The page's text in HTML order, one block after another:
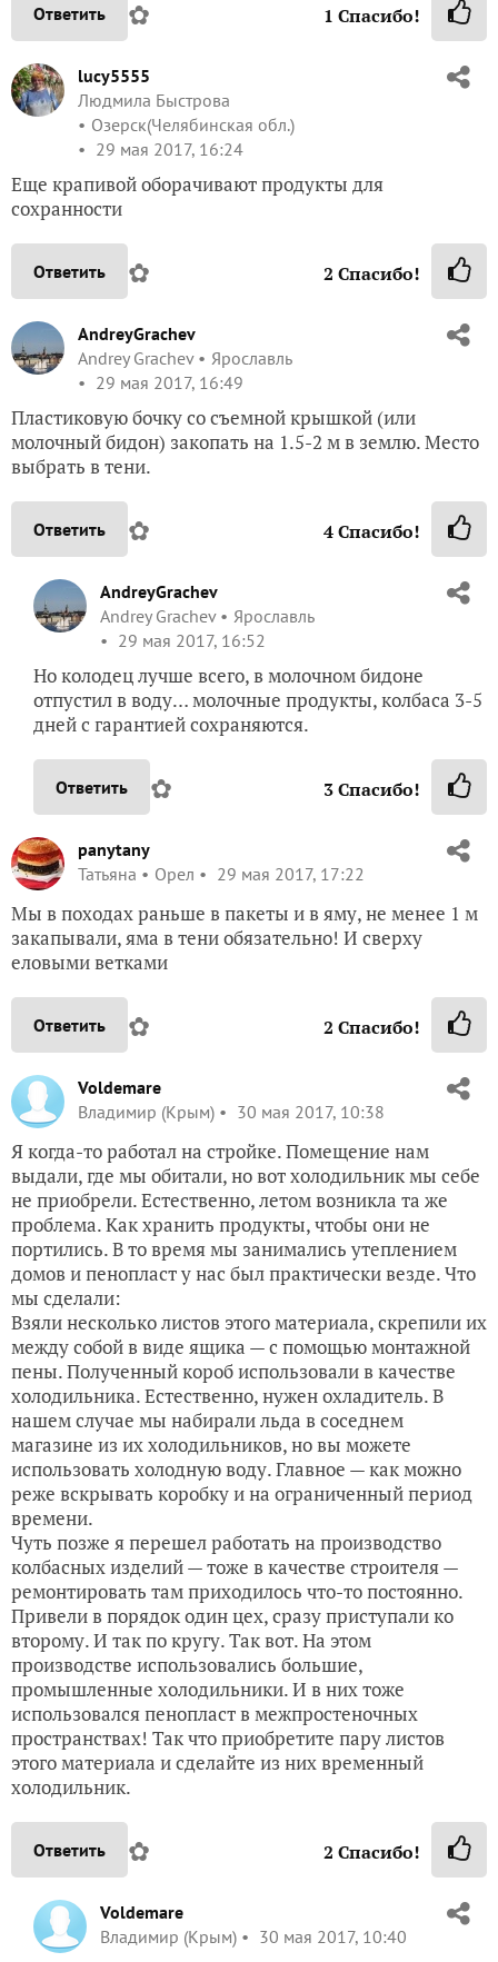
Ответить ✿ 1 Спасибо!
lucy5555
Людмила Быстрова
Озерск(Челябинская обл.)
29 мая 2017, 16:24
Еще крапивой оборачивают продукты для
сохранности
Ответить ✿ 2 Спасибо!
AndreyGrachev
Andrey Grachev
Ярославль
29 мая 2017, 16:49
Пластиковую бочку со съемной крышкой (или
молочный бидон) закопать на 1.5-2 м в землю. Место
выбрать в тени.
Ответить ✿ 4Спасибо!
AndreyGrachev
Andrey Grachev
Ярославль
29 мая 2017, 16:52
Но колодец лучше всего, в молочном бидоне
отпустил в воду… молочные продукты, колбаса 3-5
дней с гарантией сохраняются.
Ответить ✿ 3Спасибо!
panytany
Татьяна
Орел 29 мая 2017, 17:22
Мы в походах раньше в пакеты и в яму, не менее 1 м
закапывали, яма в тени обязательно! И сверху
еловыми ветками
Ответить ✿ 2 Спасибо!
Voldemare
Владимир (Крым)
30 мая 2017, 10:38
Я когда-то работал на стройке. Помещение нам
выдали, где мы обитали, но вот холодильник мы себе
не приобрели. Естественно, летом возникла та же
проблема. Как хранить продукты, чтобы они не
портились. В то время мы занимались утеплением
домов и пенопласт у нас был практически везде. Что
мы сделали:
Взяли несколько листов этого материала, скрепили их
между собой в виде ящика — с помощью монтажной
пены. Полученный короб использовали в качестве
холодильника. Естественно, нужен охладитель. В
нашем случае мы набирали льда в соседнем
магазине из их холодильников, но вы можете
использовать холодную воду. Главное — как можно
реже вскрывать коробку и на ограниченный период
времени.
Чуть позже я перешел работать на производство
колбасных изделий — тоже в качестве строителя —
ремонтировать там приходилось что-то постоянно.
Привели в порядок один цех, сразу приступали ко
второму. И так по кругу. Так вот. На этом
производстве использовались большие,
промышленные холодильники. И в них тоже
использовался пенопласт в межпростеночных
пространствах! Так что приобретите пару листов
этого материала и сделайте из них временный
холодильник.
Ответить ✿ 2 Спасибо!
Voldemare
Владимир (Крым)
30 мая 2017, 10:40